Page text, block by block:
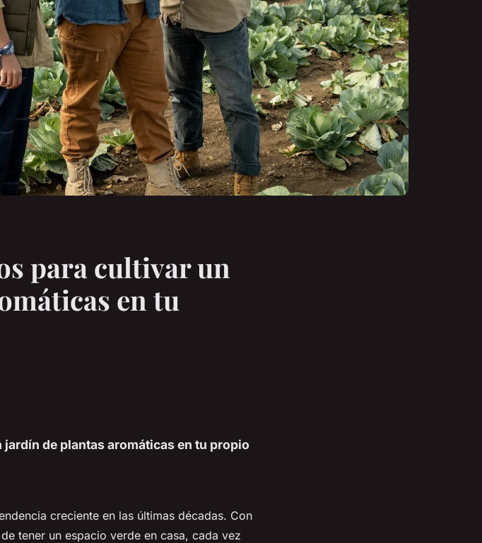
para cultivar un
en tu
de plantas aromáticas en tu propio
creciente en las últimas décadas. Con
tener un espacio verde en casa, cada vez